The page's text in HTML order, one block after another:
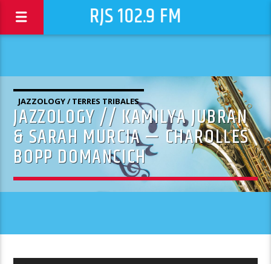
RJS 102.9 FM
JAZZOLOGY / TERRES TRIBALES
JAZZOLOGY // KAMILYA JUBRAN
& SARAH MURCIA — CHAROLLES
BOPP DOMANCICH